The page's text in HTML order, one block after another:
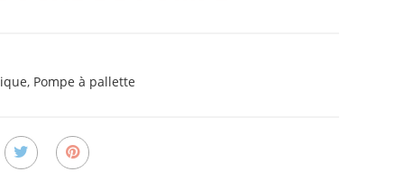
, Pompe à pallette